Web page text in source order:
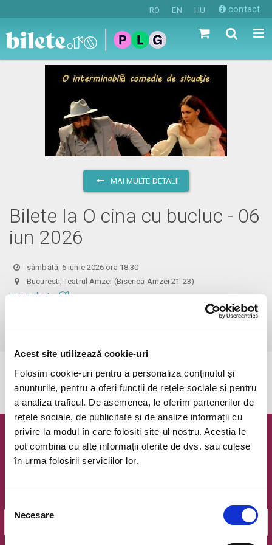
Acest site utilizează cookie-uri
Folosim cookie-uri pentru a personaliza conținutul și
anunțurile, pentru a oferi funcții de rețele sociale și pentru
a analiza traficul. De asemenea, le oferim partenerilor de
rețele sociale, de publicitate și de analize informații cu
privire la modul în care folosiți site-ul nostru. Aceștia le
pot combina cu alte informații oferite de dvs. sau culese
în urma folosirii serviciilor lor.
consimțământului
Necesare
RO EN HU contact
MAI MULTE DETALII
Bilete la O cina cu bucluc - 06
iun 2026
sâmbătă, 6 iunie 2026 ora 18:30
Bucuresti, Teatrul Amzei (Biserica Amzei 21-23)
vezi pe harta
Intrarea în sală se face în ordine sosirii. Accesul se va face cu 20
de minute înainte de inceperea spectacolului.
Evenimentul a expirat.
Newsletter @ Bilete.ro